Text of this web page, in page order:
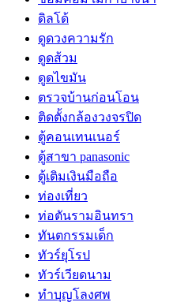
ดิลโด้
ดูดวงความรัก
ดูดส้วม
ดูดไขมัน
ตรวจบ้านก่อนโอน
ติดตั้งกล้องวงจรปิด
ตู้คอนเทนเนอร์
ตู้สาขา panasonic
ตู้เติมเงินมือถือ
ท่องเที่ยว
ท่อตันรามอินทรา
ทันตกรรมเด็ก
ทัวร์ยุโรป
ทัวร์เวียดนาม
ทำบุญโลงศพ